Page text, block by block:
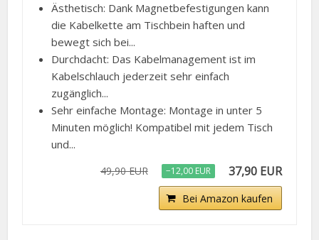
Ästhetisch: Dank Magnetbefestigungen kann
die Kabelkette am Tischbein haften und
bewegt sich bei...
Durchdacht: Das Kabelmanagement ist im
Kabelschlauch jederzeit sehr einfach
zugänglich...
Sehr einfache Montage: Montage in unter 5
Minuten möglich! Kompatibel mit jedem Tisch
und...
49,90 EUR −12,00 EUR 37,90 EUR
Bei Amazon kaufen